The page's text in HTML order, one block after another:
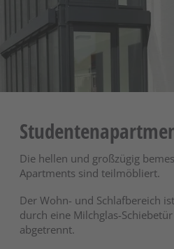
Die hellen und großzügig
Apartments sind teilmöbliert.
Der Wohn- und Schlafbereich
durch eine Milchglas-Schiebetür
abgetrennt.